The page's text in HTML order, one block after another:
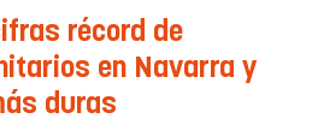
récord de
en Navarra y
duras